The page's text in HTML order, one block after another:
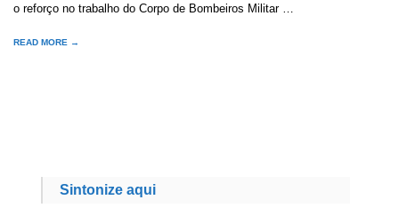
o reforço no trabalho do Corpo de Bombeiros Militar …
READ MORE →
Sintonize aqui